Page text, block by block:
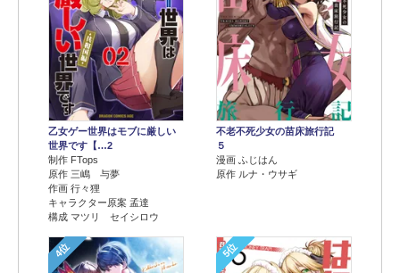
乙女ゲー世界はモブに厳しい
世界です【…2
制作 FTops
原作 三嶋 与夢
作画 行々狸
キャラクター原案 孟達
構成 マツリ セイシロウ
不老不死少女の苗床旅行記
５
漫画 ふじはん
原作 ルナ・ウサギ
4位 5位